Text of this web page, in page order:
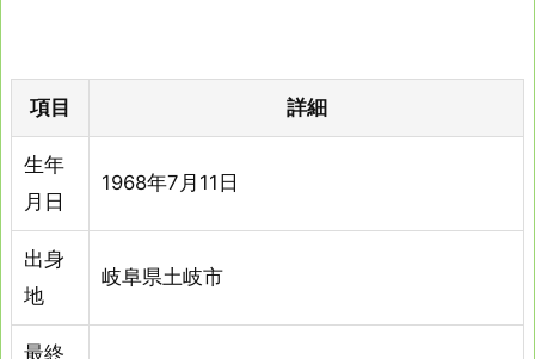
項目 詳細
生年
月日
1968年7月11日
出身
地
岐阜県土岐市
最終